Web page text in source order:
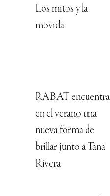
Los mitos y la
movida
RABAT encuentra
en el verano una
nueva forma de
brillar junto a Tana
Rivera